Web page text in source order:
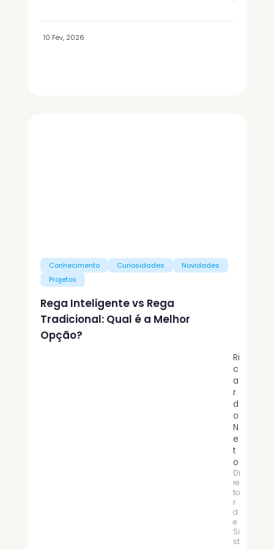
10 Fev, 2026
Conhecimento Curiosidades
Novidades
Projetos
Rega Inteligente vs Rega
Tradicional: Qual é a Melhor
Opção?
Ri
c
a
r
d
o
N
e
t
o
Di
re
to
r
d
e
Si
st